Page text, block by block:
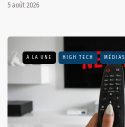
5 août 2026
A LA UNE HIGH TECH MÉDIAS